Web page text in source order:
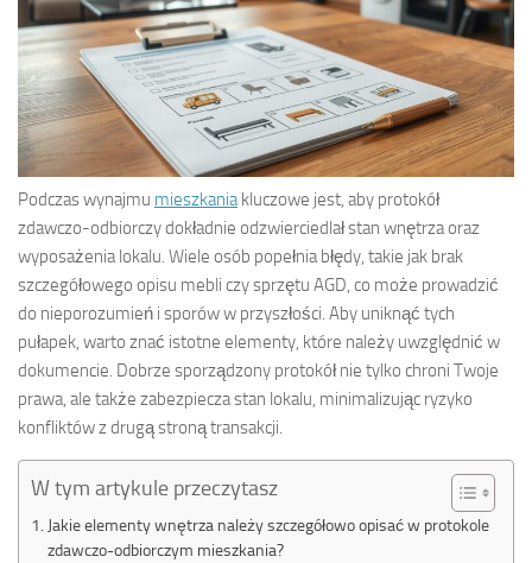
Podczas wynajmu mieszkania kluczowe jest, aby protokół
zdawczo-odbiorczy dokładnie odzwierciedlał stan wnętrza oraz
wyposażenia lokalu. Wiele osób popełnia błędy, takie jak brak
szczegółowego opisu mebli czy sprzętu AGD, co może prowadzić
do nieporozumień i sporów w przyszłości. Aby uniknąć tych
pułapek, warto znać istotne elementy, które należy uwzględnić w
dokumencie. Dobrze sporządzony protokół nie tylko chroni Twoje
prawa, ale także zabezpiecza stan lokalu, minimalizując ryzyko
konfliktów z drugą stroną transakcji.
W tym artykule przeczytasz
Jakie elementy wnętrza należy szczegółowo opisać w protokole
zdawczo-odbiorczym mieszkania?